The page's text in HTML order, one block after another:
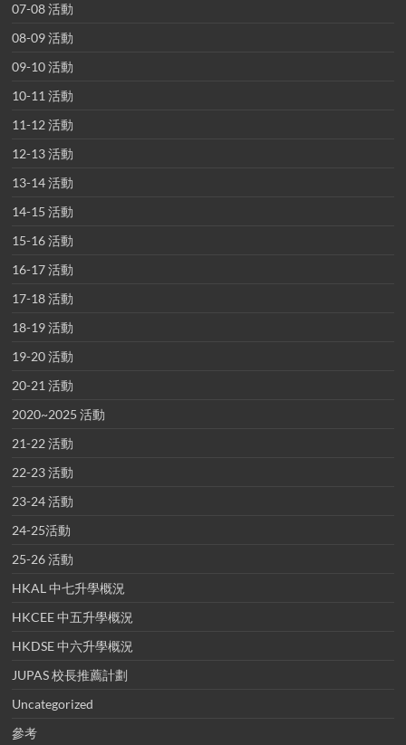
07-08 活動
08-09 活動
09-10 活動
10-11 活動
11-12 活動
12-13 活動
13-14 活動
14-15 活動
15-16 活動
16-17 活動
17-18 活動
18-19 活動
19-20 活動
20-21 活動
2020~2025 活動
21-22 活動
22-23 活動
23-24 活動
24-25活動
25-26 活動
HKAL 中七升學概況
HKCEE 中五升學概況
HKDSE 中六升學概況
JUPAS 校長推薦計劃
Uncategorized
參考